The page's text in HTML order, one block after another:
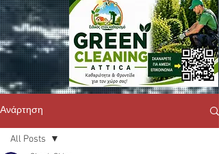
Ανάρτηση
All Posts